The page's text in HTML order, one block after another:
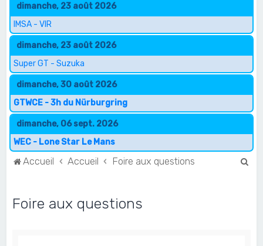
dimanche, 23 août 2026
IMSA - VIR
dimanche, 23 août 2026
Super GT - Suzuka
dimanche, 30 août 2026
GTWCE - 3h du Nürburgring
dimanche, 06 sept. 2026
WEC - Lone Star Le Mans
Accueil Accueil Foire aux questions
Foire aux questions